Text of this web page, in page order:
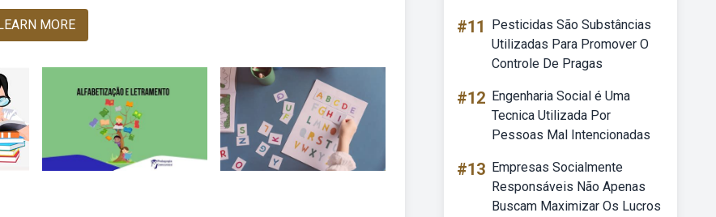
MORE #11
Pesticidas São Substâncias
Utilizadas Para Promover O
Controle De Pragas
#12 Engenharia Social é Uma
Tecnica Utilizada Por
Pessoas Mal Intencionadas
#13 Empresas Socialmente
Responsáveis Não Apenas
Buscam Maximizar Os Lucros